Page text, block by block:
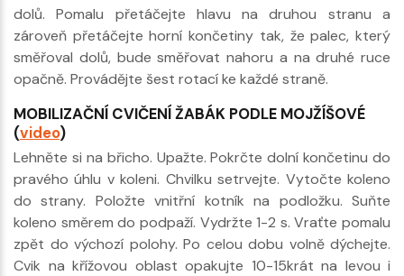
dolů. Pomalu přetáčejte hlavu na druhou stranu a
zároveň přetáčejte horní končetiny tak, že palec, který
směřoval dolů, bude směřovat nahoru a na druhé ruce
opačně. Provádějte šest rotací ke každé straně.
MOBILIZAČNÍ CVIČENÍ ŽABÁK PODLE MOJŽÍŠOVÉ
(video)
Lehněte si na břicho. Upažte. Pokrčte dolní končetinu do
pravého úhlu v koleni. Chvilku setrvejte. Vytočte koleno
do strany. Položte vnitřní kotník na podložku. Suňte
koleno směrem do podpaží. Vydržte 1-2 s. Vraťte pomalu
zpět do výchozí polohy. Po celou dobu volně dýchejte.
Cvik na křížovou oblast opakujte 10-15krát na levou i